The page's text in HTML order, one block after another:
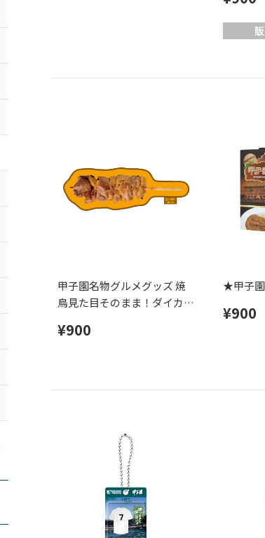
ルマルチ
甲子園名物グルメグッズ 焼
鳥見た目そのまま！ダイカッ
¥900
★甲子
¥900